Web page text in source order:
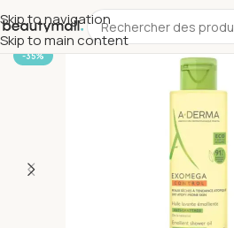
Skip to navigation
Skip to main content
-35%